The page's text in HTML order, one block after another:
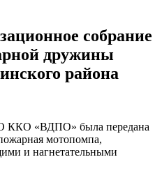
собрание
дружины
района
ККО «ВДПО» была передана
мотопомпа,
и нагнетательными